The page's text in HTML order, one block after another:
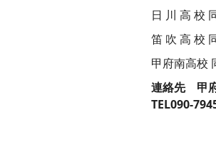
日 川 高
笛 吹 高 校
甲府南高
連絡先 甲
TEL090-